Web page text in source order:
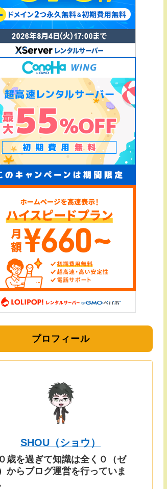
プロフィール
SHOU（ショウ）
歳を過ぎて知識は全く０（ゼ
からブログ運営を行っていま